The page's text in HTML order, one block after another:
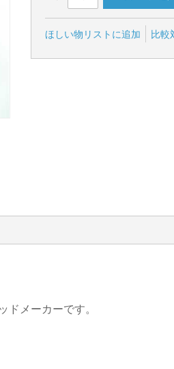
ほしい物リストに追加 比較
ドメーカーです。